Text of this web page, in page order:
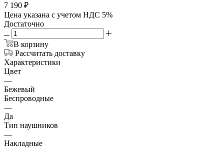
7 190 ₽
Цена указана с учетом НДС 5%
Достаточно
В корзину
Рассчитать доставку
Характеристики
Цвет
—
Бежевый
Беспроводные
—
Да
Тип наушников
—
Накладные